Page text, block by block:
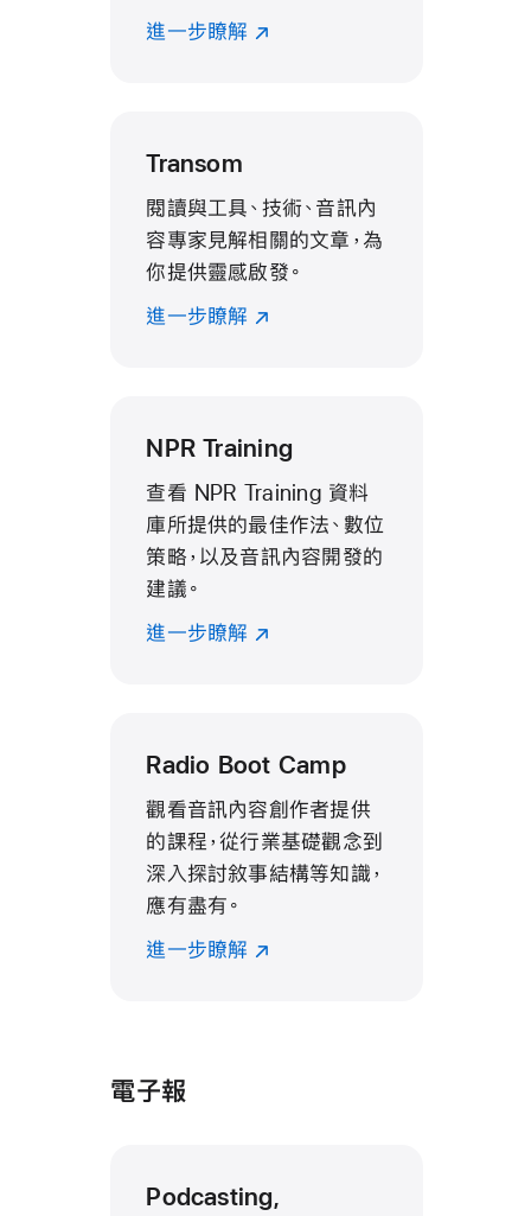
進一步瞭解
Transom
閱讀與工具、技術、音訊內
容專家見解相關的文章，為
你提供靈感啟發。
進一步瞭解
NPR Training
查看 NPR Training 資料
庫所提供的最佳作法、數位
策略，以及音訊內容開發的
建議。
進一步瞭解
Radio Boot Camp
觀看音訊內容創作者提供
的課程，從行業基礎觀念到
深入探討敘事結構等知識，
應有盡有。
進一步瞭解
電子報
Podcasting,